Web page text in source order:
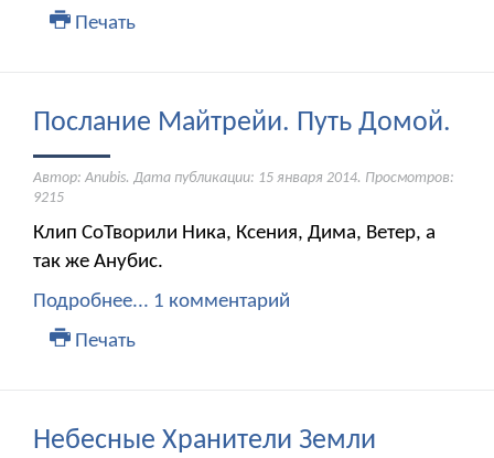
Печать
Послание Майтрейи. Путь Домой.
Автор: Anubis. Дата публикации: 15 января 2014. Просмотров:
9215
Клип СоТворили Ника, Ксения, Дима, Ветер, а
так же Анубис.
Подробнее... 1 комментарий
Печать
Небесные Хранители Земли